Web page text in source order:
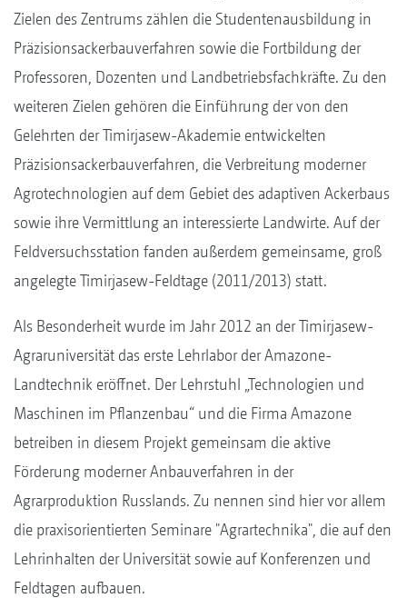
Zielen des Zentrums zählen die Studentenausbildung in
Präzisionsackerbauverfahren sowie die Fortbildung der
Professoren, Dozenten und Landbetriebsfachkräfte. Zu den
weiteren Zielen gehören die Einführung der von den
Gelehrten der Timirjasew-Akademie entwickelten
Präzisionsackerbauverfahren, die Verbreitung moderner
Agrotechnologien auf dem Gebiet des adaptiven Ackerbaus
sowie ihre Vermittlung an interessierte Landwirte. Auf der
Feldversuchsstation fanden außerdem gemeinsame, groß
angelegte Timirjasew-Feldtage (2011/2013) statt.
Als Besonderheit wurde im Jahr 2012 an der Timirjasew-
Agraruniversität das erste Lehrlabor der Amazone-
Landtechnik eröffnet. Der Lehrstuhl „Technologien und
Maschinen im Pflanzenbau“ und die Firma Amazone
betreiben in diesem Projekt gemeinsam die aktive
Förderung moderner Anbauverfahren in der
Agrarproduktion Russlands. Zu nennen sind hier vor allem
die praxisorientierten Seminare "Agrartechnika", die auf den
Lehrinhalten der Universität sowie auf Konferenzen und
Feldtagen aufbauen.